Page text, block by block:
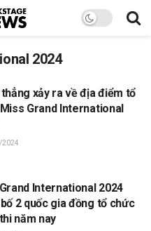
2024
xảy ra về địa điểm tổ
Grand International
2024
International 2024
2 quốc gia đồng tổ chức
năm nay